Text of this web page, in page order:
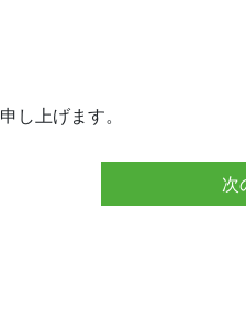
し上げます。
次